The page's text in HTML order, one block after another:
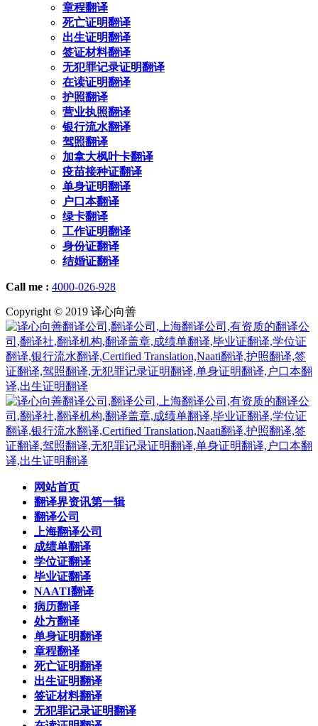
章程翻译
死亡证明翻译
出生证明翻译
签证材料翻译
无犯罪记录证明翻译
在读证明翻译
护照翻译
营业执照翻译
银行流水翻译
驾照翻译
加拿大枫叶卡翻译
疫苗接种证翻译
单身证明翻译
户口本翻译
绿卡翻译
工作证明翻译
身份证翻译
结婚证翻译
Call me : 4000-026-928
Copyright © 2019 译心向善
网站首页
翻译界资讯第一辑
翻译公司
上海翻译公司
成绩单翻译
学位证翻译
毕业证翻译
NAATI翻译
病历翻译
处方翻译
单身证明翻译
章程翻译
死亡证明翻译
出生证明翻译
签证材料翻译
无犯罪记录证明翻译